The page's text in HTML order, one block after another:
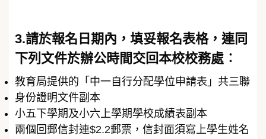
3.請於報名日期內，填妥報名表格，連同
下列文件於辦公時間交回本校校務處︰
教育局提供的「中一自行分配學位申請表」共三聯
身份證明文件副本
小五下學期及小六上學期學校成績表副本
兩個回郵信封連$2.2郵票，信封面須寫上學生姓名